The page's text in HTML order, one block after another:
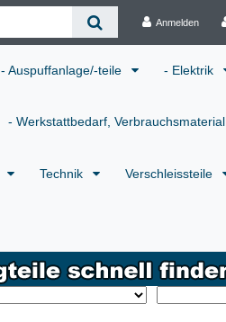
Anmelden
- Auspuffanlage/-teile - Elektrik
- Werkstattbedarf, Verbrauchsmaterial
Technik Verschleissteile